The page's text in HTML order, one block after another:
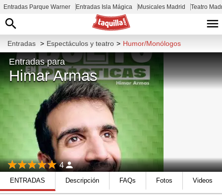
Entradas Parque Warner Entradas Isla Mágica Musicales Madrid Teatro
Entradas > Espectáculos y teatro > Humor/Monólogos
Entradas para
Himar Armas
4
ENTRADAS Descripción FAQs Fotos Videos